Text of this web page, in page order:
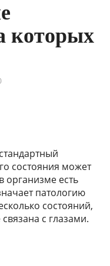
которых
состояния может
организме есть
патологию
состояний,
с глазами.